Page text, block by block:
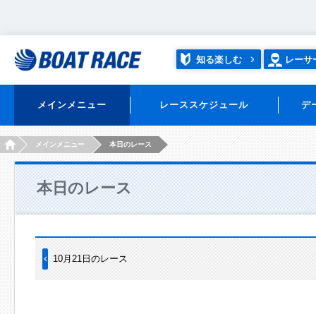
知る楽しむ レーサ
メインメニュー レーススケジュール デ
HOMEメインメニュー 本日のレース
本日のレース
10月21日のレース